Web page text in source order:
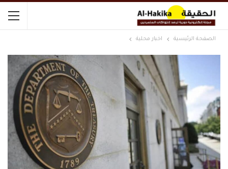
الصفحة الرئيسية اخبار محلية